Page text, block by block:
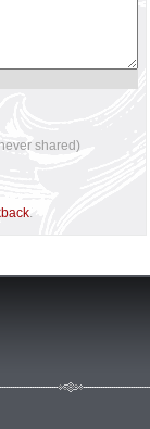
shared)